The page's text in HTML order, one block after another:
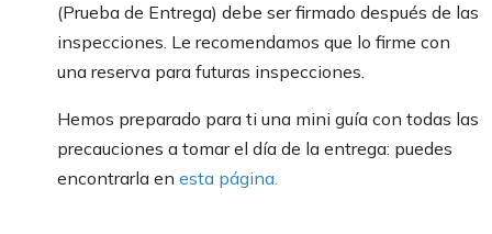
(Prueba de Entrega) debe ser firmado después de las
inspecciones. Le recomendamos que lo firme con
una reserva para futuras inspecciones.
Hemos preparado para ti una mini guía con todas las
precauciones a tomar el día de la entrega: puedes
encontrarla en esta página.